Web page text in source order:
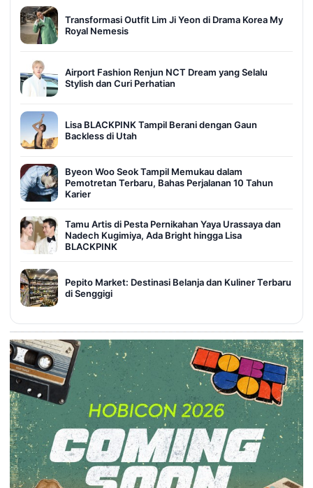
Transformasi Outfit Lim Ji Yeon di Drama Korea My
Royal Nemesis
Airport Fashion Renjun NCT Dream yang Selalu
Stylish dan Curi Perhatian
Lisa BLACKPINK Tampil Berani dengan Gaun
Backless di Utah
Byeon Woo Seok Tampil Memukau dalam
Pemotretan Terbaru, Bahas Perjalanan 10 Tahun
Karier
Tamu Artis di Pesta Pernikahan Yaya Urassaya dan
Nadech Kugimiya, Ada Bright hingga Lisa
BLACKPINK
Pepito Market: Destinasi Belanja dan Kuliner Terbaru
di Senggigi